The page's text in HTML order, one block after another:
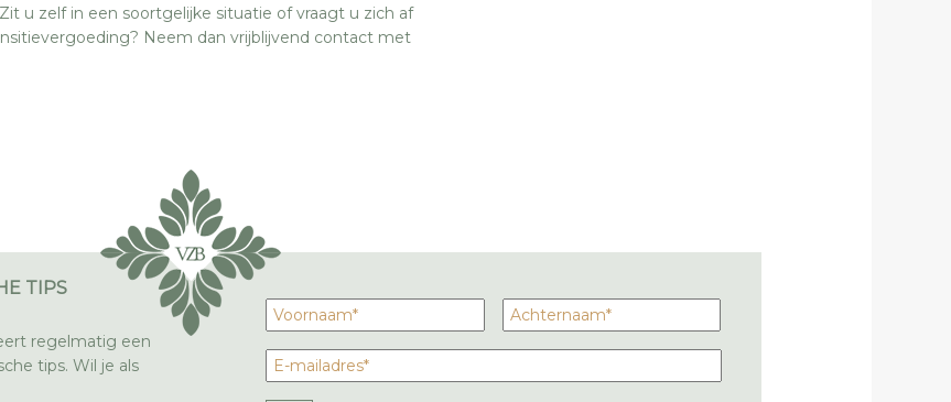
u zelf in een soortgelijke situatie of vraagt u zich af
Neem dan vrijblijvend contact met
TIPS
regelmatig een
tips. Wil je als